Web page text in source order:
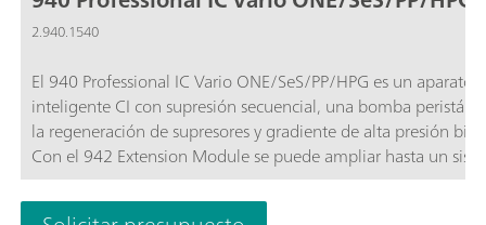
2.940.1540
El 940 Professional IC Vario ONE/SeS/PP/HPG es un aparato
inteligente CI con supresión secuencial, una bomba
la regeneración de supresores y gradiente de alta presión
Con el 942 Extension Module se puede ampliar hasta un
gradiente cuaternario. El aparato se puede emplear con
método de separación o de detección.Ámbitos típicos de